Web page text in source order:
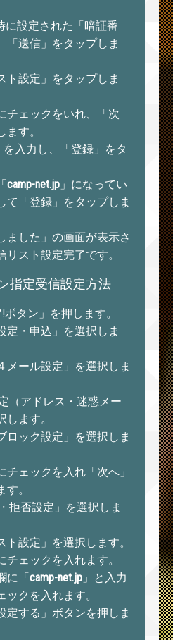
に設定された「暗証番
「送信」をタップしま
ト設定」をタップしま
チェックをいれ、「次
す。
を入力し、「登録」をタ
camp-net.jp 」になってい
て「登録」をタップしま
ました」の画面が表示さ
リスト設定完了です。
指定受信設定方法
タン」を押します。
定・申込」を選択しま
メール設定」を選択しま
（アドレス・迷惑メー
します。
ロック設定」を選択しま
チェックを入れ「次へ」
。
拒否設定」を選択しま
ト設定」を選択します。
チェックを入れます。
に「camp-net.jp 」と入力
ックを入れます。
定する」ボタンを押しま